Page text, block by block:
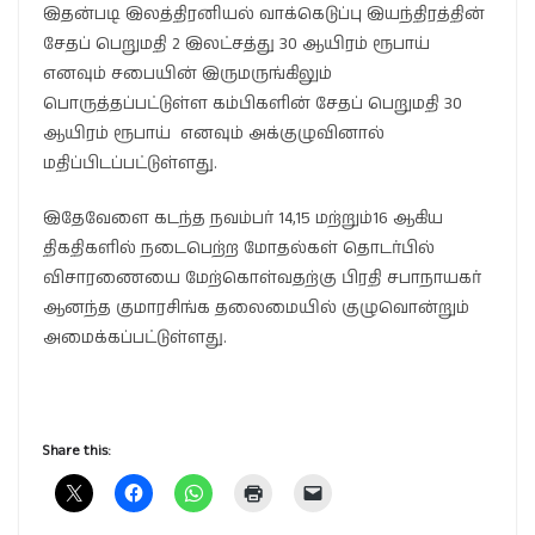
இதன்படி இலத்திரனியல் வாக்கெடுப்பு இயந்திரத்தின்
சேதப் பெறுமதி 2 இலட்சத்து 30 ஆயிரம் ரூபாய்
எனவும் சபையின் இருமருங்கிலும்
பொருத்தப்பட்டுள்ள கம்பிகளின் சேதப் பெறுமதி 30
ஆயிரம் ரூபாய் எனவும் அக்குழுவினால்
மதிப்பிடப்பட்டுள்ளது.
இதேவேளை கடந்த நவம்பர் 14,15 மற்றும்16 ஆகிய
திகதிகளில் நடைபெற்ற மோதல்கள் தொடர்பில்
விசாரணையை மேற்கொள்வதற்கு பிரதி சபாநாயகர்
ஆனந்த குமாரசிங்க தலைமையில் குழுவொன்றும்
அமைக்கப்பட்டுள்ளது.
Share this: